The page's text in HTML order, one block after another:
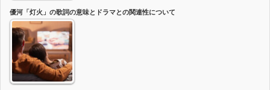
優河「灯火」の歌詞の意味とドラマとの関連性について